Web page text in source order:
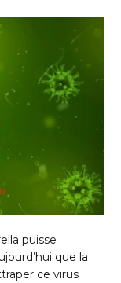
puisse
que la
ce virus